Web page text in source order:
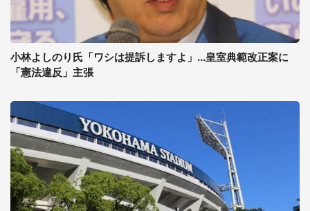
小林よしのり氏「ワシは提訴しますよ」...皇室典範改正案に
「憲法違反」主張